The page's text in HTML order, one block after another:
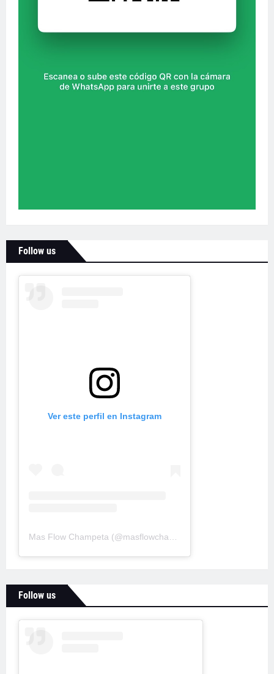
Follow us
Ver este perfil en Instagram
Mas Flow Champeta (@masflowchampeta
Follow us